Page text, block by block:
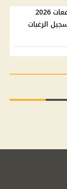
موعد ظهور نتيجة تنسيق الجامعات 2026
الرغبات